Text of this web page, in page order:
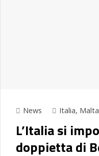
News Italia, Malta
L’Italia si
doppietta di